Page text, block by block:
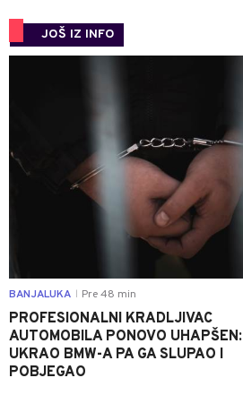
JOŠ IZ INFO
BANJALUKA Pre 48 min
PROFESIONALNI KRADLJIVAC
AUTOMOBILA PONOVO UHAPŠEN:
UKRAO BMW-A PA GA SLUPAO I
POBJEGAO